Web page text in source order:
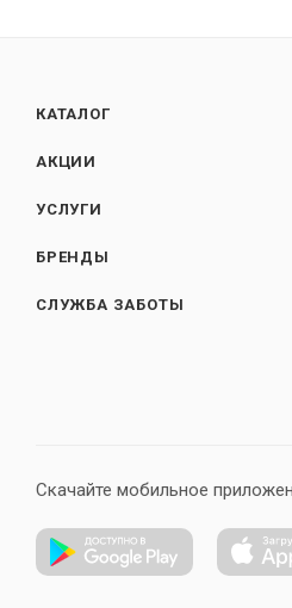
КАТАЛОГ
АКЦИИ
УСЛУГИ
БРЕНДЫ
СЛУЖБА ЗАБОТЫ
Скачайте мобильное